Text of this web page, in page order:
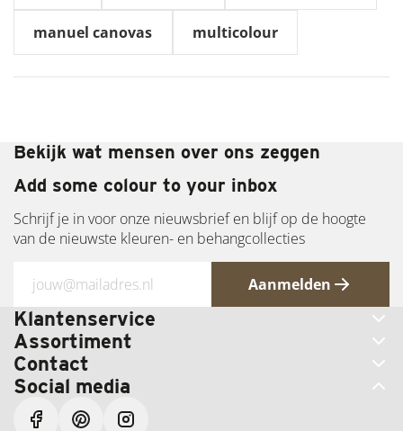
manuel canovas multicolour
Bekijk wat mensen over ons zeggen
Add some colour to your inbox
Schrijf je in voor onze nieuwsbrief en blijf op de hoogte
van de nieuwste kleuren- en behangcollecties
Aanmelden
Klantenservice
Assortiment
Contact
Social media